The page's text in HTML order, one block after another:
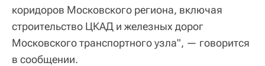
коридоров Московского региона, включая
строительство ЦКАД и железных дорог
Московского транспортного узла", — говорится
в сообщении.